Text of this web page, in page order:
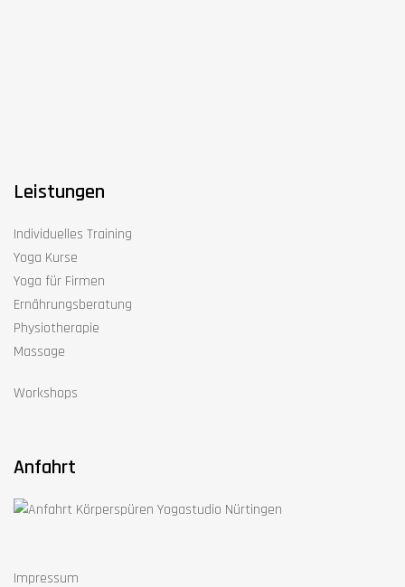
Leistungen
Individuelles Training
Yoga Kurse
Yoga für Firmen
Ernährungsberatung
Physiotherapie
Massage
Workshops
Anfahrt
Impressum